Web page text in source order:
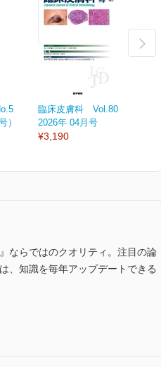
）
臨床皮膚科 Vol.80 No.4
2026年 04月号
¥3,190
ならではのクオリティ。注目の論
、知識を毎年アップデートできる